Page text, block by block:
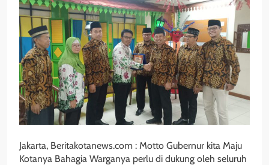
Jakarta, Beritakotanews.com : Motto Gubernur kita Maju
Kotanya Bahagia Warganya perlu di dukung oleh seluruh